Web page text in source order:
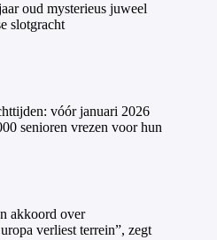
oud mysterieus juweel
slotgracht
vóór januari 2026
senioren vrezen voor hun
akkoord over
verliest terrein”, zegt